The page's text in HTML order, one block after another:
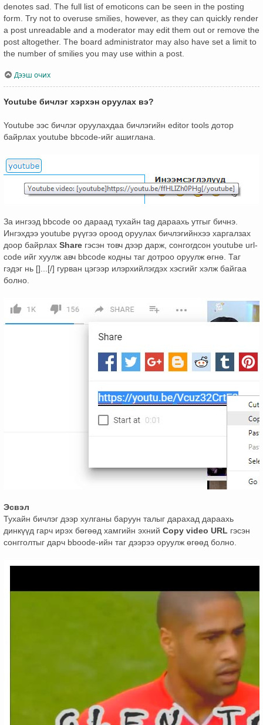
denotes sad. The full list of emoticons can be seen in the posting
form. Try not to overuse smilies, however, as they can quickly render
a post unreadable and a moderator may edit them out or remove the
post altogether. The board administrator may also have set a limit to
the number of smilies you may use within a post.
Дээш очих
Youtube бичлэг хэрхэн оруулах вэ?
Youtube ээс бичлэг оруулахдаа бичлэгийн editor tools дотор
байрлах youtube bbcode-ийг ашиглана.
За ингээд bbcode оо дараад тухайн tag дараахь утгыг бичнэ.
Ингэхдээ youtube рүүгээ ороод оруулах бичлэгийнхээ харгалзах
доор байрлах Share гэсэн товч дээр дарж, сонгогдсон youtube url-
code ийг хуулж авч bbcode кодны таг дотроо оруулж өгнө. Таг
гэдэг нь []...[/] гурван цэгээр илэрхийлэгдэх хэсгийг хэлж байгаа
болно.
Эсвэл
Тухайн бичлэг дээр хулганы баруун талыг дарахад дараахь
динкүүд гарч ирэх бөгөөд хамгийн эхний Copy video URL гэсэн
сонгголтыг дарч bboode-ийн таг дээрээ оруулж өгөөд болно.